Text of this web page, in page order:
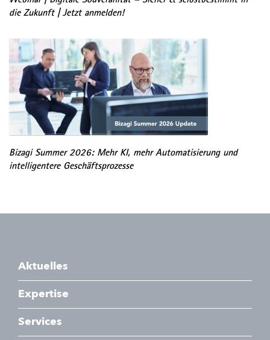
die Zukunft | Jetzt anmelden!
Bizagi Summer 2026: Mehr KI, mehr Automatisierung und
intelligentere Geschäftsprozesse
Aktuelles
Expertise
Services